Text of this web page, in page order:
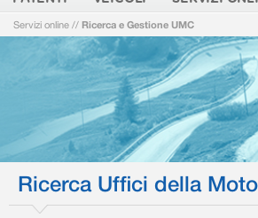
Servizi online // Ricerca e Gestione UMC
Ricerca Uffici della